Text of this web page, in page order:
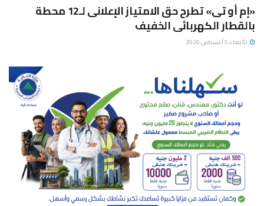
«إم أو تى» تطرح حق الامتياز الإعلانى لـ12 محطة
بالقطار الكهربائى الخفيف
الأربعاء 5 أغسطس 2026